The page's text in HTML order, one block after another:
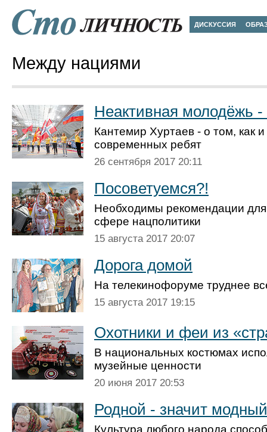
ДИСКУССИЯ
Между нациями
Неактивная молодёжь
Кантемир Хуртаев - о том, как
современных ребят
26 сентября 2017 20:11
Посоветуемся?!
Необходимы рекомендации
сфере нацполитики
15 августа 2017 20:07
Дорога домой
На телекинофоруме труднее
15 августа 2017 19:15
Охотники и феи из
В национальных костюмах
музейные ценности
20 июня 2017 20:53
Родной - значит модный
Культура любого народа